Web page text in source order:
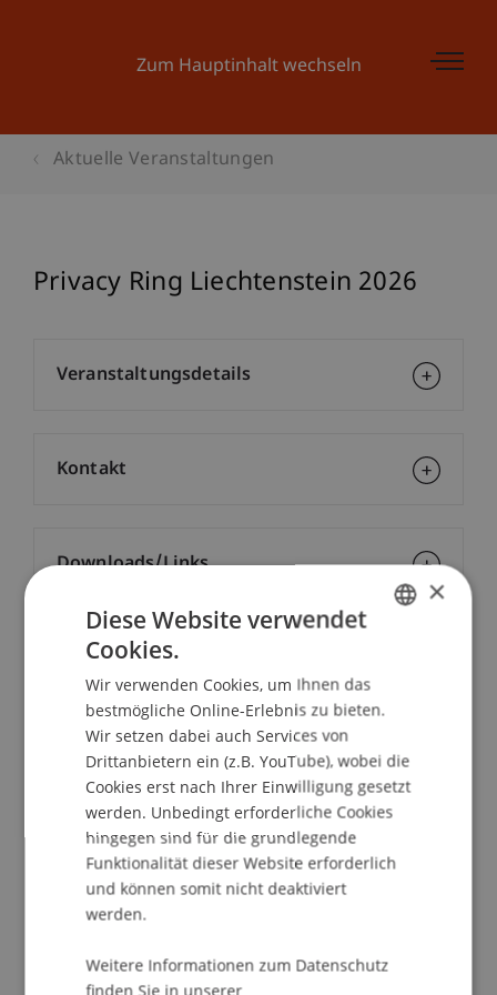
Zum Hauptinhalt wechseln
Aktuelle Veranstaltungen
Privacy Ring Liechtenstein 2026
School/Professur:
Liechtenstein Executive School
Datenschutz und neue Technologien -
zwischen Regulierung und Praxis
Datenschutzrecht bedeutet nicht nur einen
Haken zu setzen - Datenschutz bedeutet
Grundrechtsschutz. Dafür setzt sich der Privacy
Ring als internationale Fachtagung im gesamten
thematisch immer auf dem neuesten Stand und
Veranstaltungsdetails
Kontakt
Downloads/Links
×
Diese Website verwendet
Cookies.
Wir verwenden Cookies, um Ihnen das
bestmögliche Online-Erlebnis zu bieten.
Wir setzen dabei auch Services von
Drittanbietern ein (z.B. YouTube), wobei die
Cookies erst nach Ihrer Einwilligung gesetzt
werden. Unbedingt erforderliche Cookies
hingegen sind für die grundlegende
Funktionalität dieser Website erforderlich
und können somit nicht deaktiviert
werden.
Weitere Informationen zum Datenschutz
finden Sie in unserer